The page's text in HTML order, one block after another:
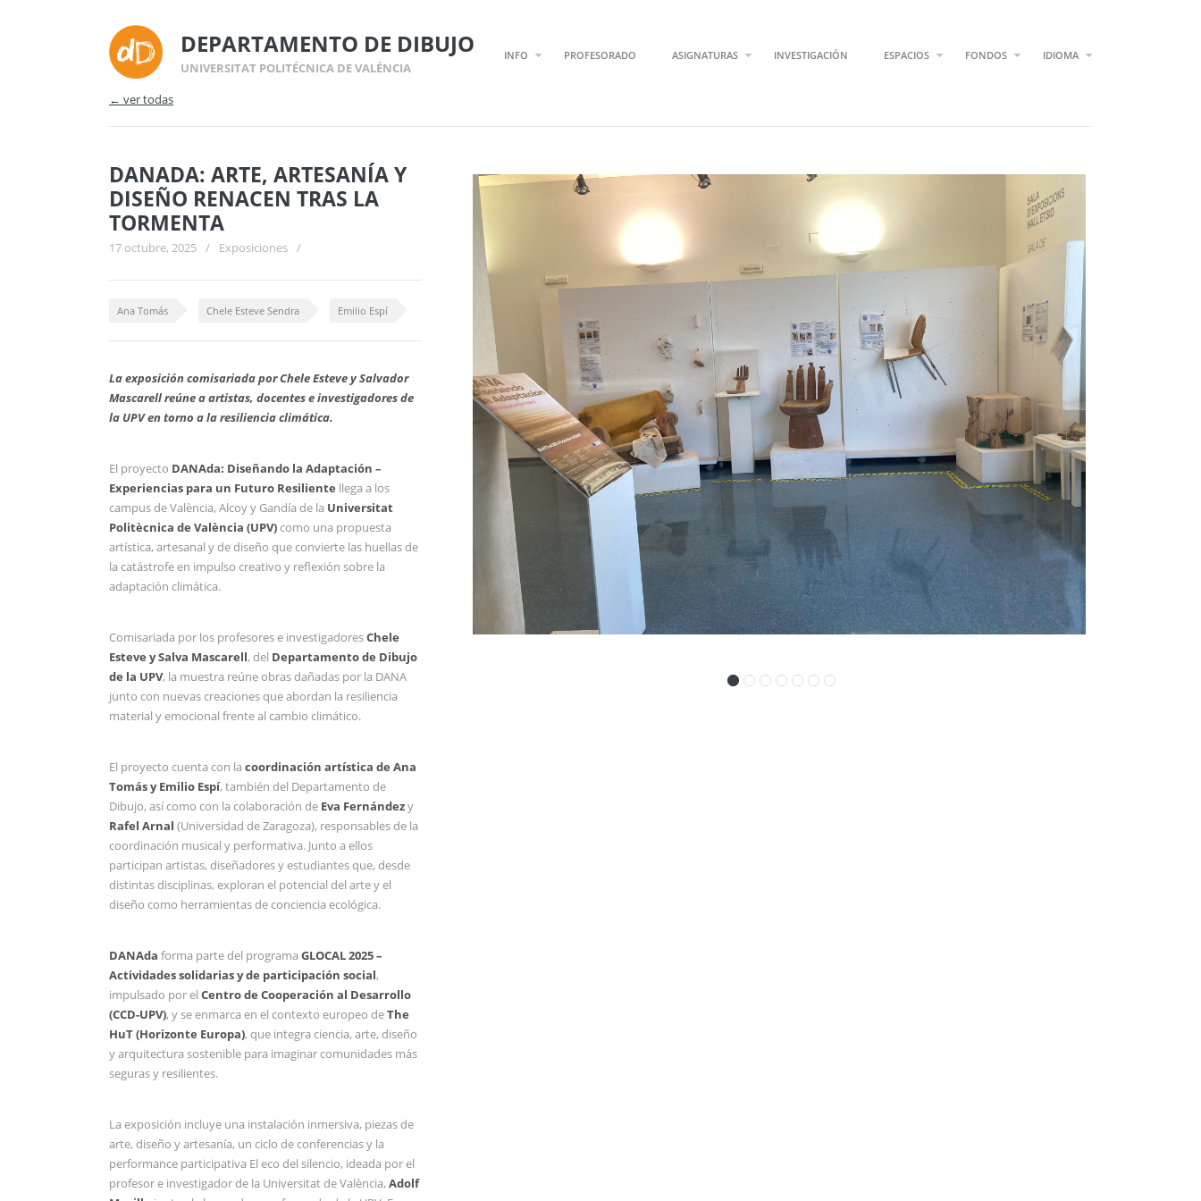
DEPARTAMENTO DE DIBUJO
UNIVERSITAT POLITÉCNICA DE VALÉNCIA
INFO PROFESORADO ASIGNATURAS INVESTIGACIÓN ESPACIOS FONDOS IDIOMA
← ver todas
DANADA: ARTE, ARTESANÍA Y
DISEÑO RENACEN TRAS LA
TORMENTA
17 octubre, 2025 / Exposiciones /
Ana Tomás Chele Esteve Sendra Emilio Espí
La exposición comisariada por Chele Esteve y Salvador
Mascarell reúne a artistas, docentes e investigadores de
la UPV en torno a la resiliencia climática.
El proyecto DANAda: Diseñando la Adaptación –
Experiencias para un Futuro Resiliente llega a los
campus de València, Alcoy y Gandía de la Universitat
Politècnica de València (UPV)como una propuesta
artística, artesanal y de diseño que convierte las huellas de
la catástrofe en impulso creativo y reflexión sobre la
adaptación climática.
Comisariada por los profesores e investigadoresChele
Esteve y Salva Mascarell, del Departamento de Dibujo
de la UPV, la muestra reúne obras dañadas por la DANA
junto con nuevas creaciones que abordan la resiliencia
material y emocional frente al cambio climático.
El proyecto cuenta con la coordinación artística de Ana
Tomás y Emilio Espí, también del Departamento de
Dibujo, así como con la colaboración de Eva Fernándezy
Rafel Arnal (Universidad de Zaragoza), responsables de la
coordinación musical y performativa. Junto a ellos
participan artistas, diseñadores y estudiantes que, desde
distintas disciplinas, exploran el potencial del arte y el
diseño como herramientas de conciencia ecológica.
DANAda forma parte del programa GLOCAL 2025 –
Actividades solidarias y de participación social,
impulsado por el Centro de Cooperación al Desarrollo
(CCD-UPV), y se enmarca en el contexto europeo deThe
HuT (Horizonte Europa), que integra ciencia, arte, diseño
y arquitectura sostenible para imaginar comunidades más
seguras y resilientes.
La exposición incluye una instalación inmersiva, piezas de
arte, diseño y artesanía, un ciclo de conferencias y la
performance participativa El eco del silencio, ideada por el
profesor e investigador de la Universitat de València, Adolf